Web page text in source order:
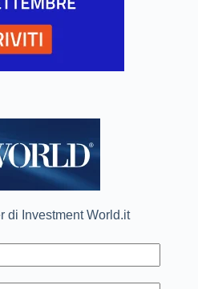
di Investment World.it